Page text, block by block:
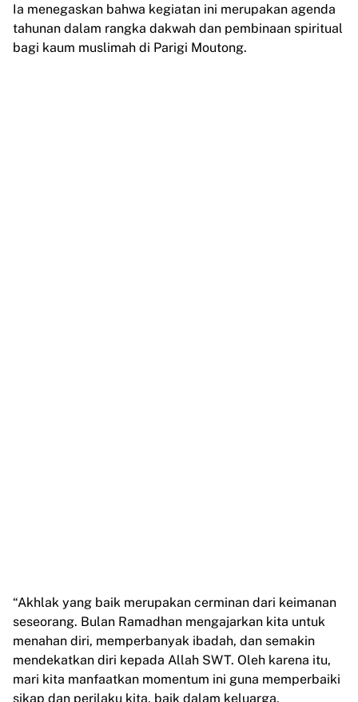
Ia menegaskan bahwa kegiatan ini merupakan agenda
tahunan dalam rangka dakwah dan pembinaan spiritual
bagi kaum muslimah di Parigi Moutong.
“Akhlak yang baik merupakan cerminan dari keimanan
seseorang. Bulan Ramadhan mengajarkan kita untuk
menahan diri, memperbanyak ibadah, dan semakin
mendekatkan diri kepada Allah SWT. Oleh karena itu,
mari kita manfaatkan momentum ini guna memperbaiki
sikap dan perilaku kita, baik dalam keluarga,